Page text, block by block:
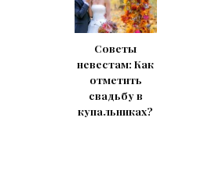
Советы
невестам: Как
отметить
свадьбу в
купальниках?